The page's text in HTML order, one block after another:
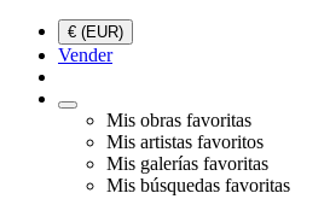
€ (EUR)
Vender
Mis obras favoritas
Mis artistas favoritos
Mis galerías favoritas
Mis búsquedas favoritas